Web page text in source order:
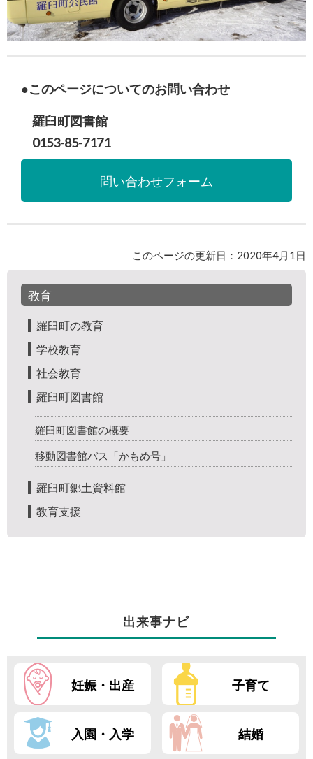
教育
羅臼町の教育
学校教育
社会教育
羅臼町図書館
羅臼町図書館の概要
移動図書館バス「かもめ号」
羅臼町郷土資料館
教育支援
このページについてのお問い合わせ
羅臼町図書館
0153-85-7171
問い合わせフォーム
このページの更新日：2020年4月1日
出来事ナビ
妊娠・出産 子育て
入園・入学 結婚